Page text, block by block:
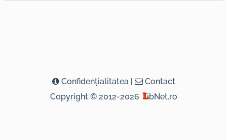
Confidenţialitatea |
Contact
Copyright © 2012-2026
ibNet.ro